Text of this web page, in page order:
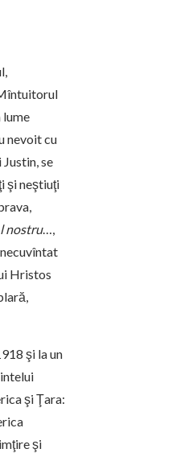
lume
nevoit cu
se
şi neştiuţi
nostru…,
Hristos
şi la un
şi Ţara:
şi